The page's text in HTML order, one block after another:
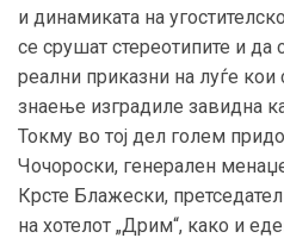
и динамиката на
се срушат стереотипите и
реални приказни на луѓе
знаење изградиле завидна
Токму во тој дел голем
Чочороски, генерален
Крсте Блажески,
на хотелот „Дрим“, како и